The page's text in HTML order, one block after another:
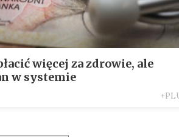
więcej za zdrowie, ale
w systemie